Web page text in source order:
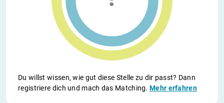
Du willst wissen, wie gut diese Stelle zu dir passt? Dann
registriere dich und mach das Matching.Mehr erfahren